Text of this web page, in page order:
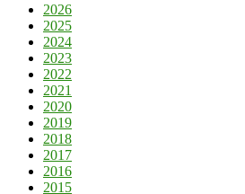
2026
2025
2024
2023
2022
2021
2020
2019
2018
2017
2016
2015